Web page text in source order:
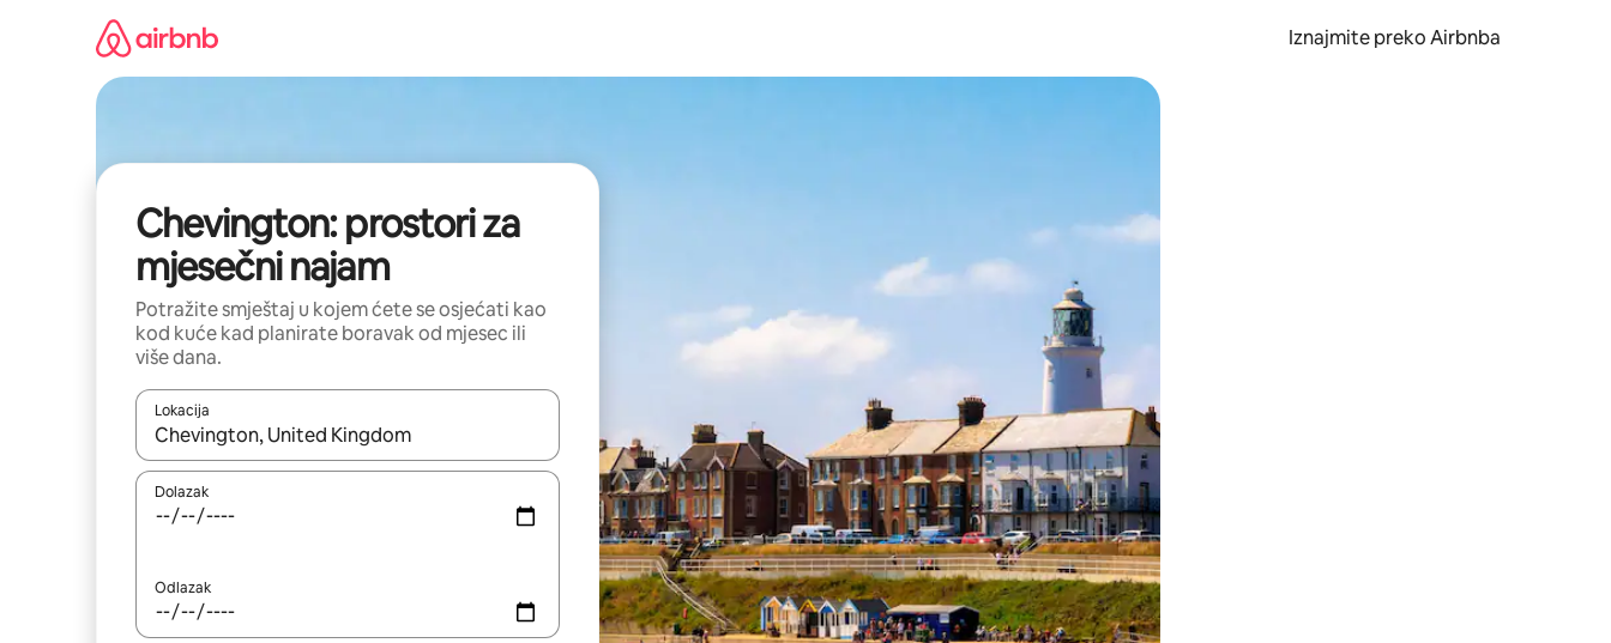
Iznajmite preko Airbnba
Chevington: prostori za
mjesečni najam
Potražite smještaj u kojem ćete se osjećati kao
kod kuće kad planirate boravak od mjesec ili
više dana.
Lokacija
Kada budu dostupni rezultati, moći ćete ih pregledati koristeći se strelicama prema gore i prema dolje, kao i dodirom ili prelaskom prstom po zaslonu.
Dolazak
Odlazak